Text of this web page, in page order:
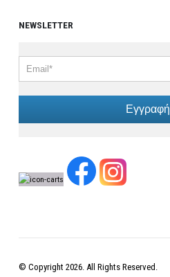
NEWSLETTER
Εγγραφή
© Copyright 2026. All Rights Reserved.